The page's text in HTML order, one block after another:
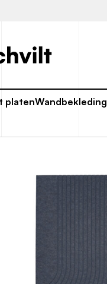
platenWandbekleding